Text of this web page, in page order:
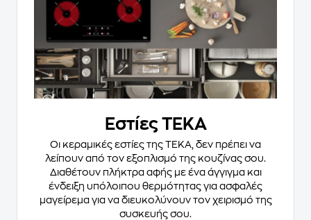
Εστίες TEKA
Οι κεραμικές εστίες της TEKA, δεν πρέπει να
λείπουν από τον εξοπλισμό της κουζίνας σου.
Διαθέτουν πλήκτρα αφής με ένα άγγιγμα και
ένδειξη υπόλοιπου θερμότητας για ασφαλές
μαγείρεμα για να διευκολύνουν τον χειρισμό της
συσκευής σου.